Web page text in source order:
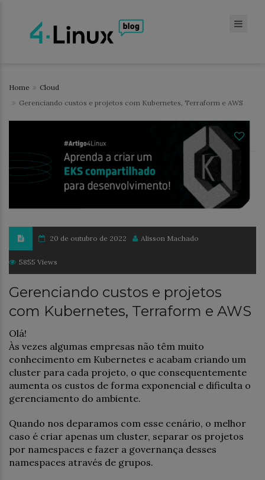
Home
Cloud
Gerenciando custos e projetos com Kubernetes, Terraform e AWS
20 de outubro de 2022 Alisson Machado
5855 Views
Gerenciando custos e projetos
com Kubernetes, Terraform e AWS
Olá!
Às vezes algumas empresas não têm muito
conhecimento em Kubernetes e acabam criando um
cluster para cada projeto, o que consequentemente
aumenta os custos de forma exponencial e dificulta o
gerenciamento do ambiente.
Quando nos deparamos com esse cenário, o melhor
caso é criar apenas um cluster, separar os projetos
por namespaces e fazer a governança desses
namespaces através de grupos.